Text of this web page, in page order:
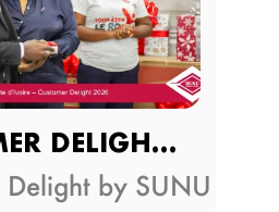
CUSTOMER DELIGHT 2026
Delight by SUNU